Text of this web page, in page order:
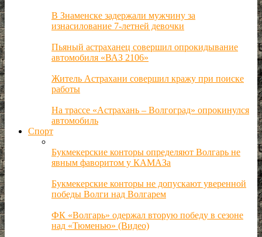
В Знаменске задержали мужчину за
изнасилование 7-летней девочки
Пьяный астраханец совершил опрокидывание
автомобиля «ВАЗ 2106»
Житель Астрахани совершил кражу при поиске
работы
На трассе «Астрахань – Волгоград» опрокинулся
автомобиль
Спорт
Букмекерские конторы определяют Волгарь не
явным фаворитом у КАМАЗа
Букмекерские конторы не допускают уверенной
победы Волги над Волгарем
ФК «Волгарь» одержал вторую победу в сезоне
над «Тюменью» (Видео)